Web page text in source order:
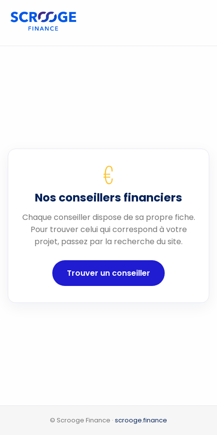
€
Nos conseillers financiers
Chaque conseiller dispose de sa propre fiche.
Pour trouver celui qui correspond à votre
projet, passez par la recherche du site.
Trouver un conseiller
© Scrooge Finance · scrooge.finance